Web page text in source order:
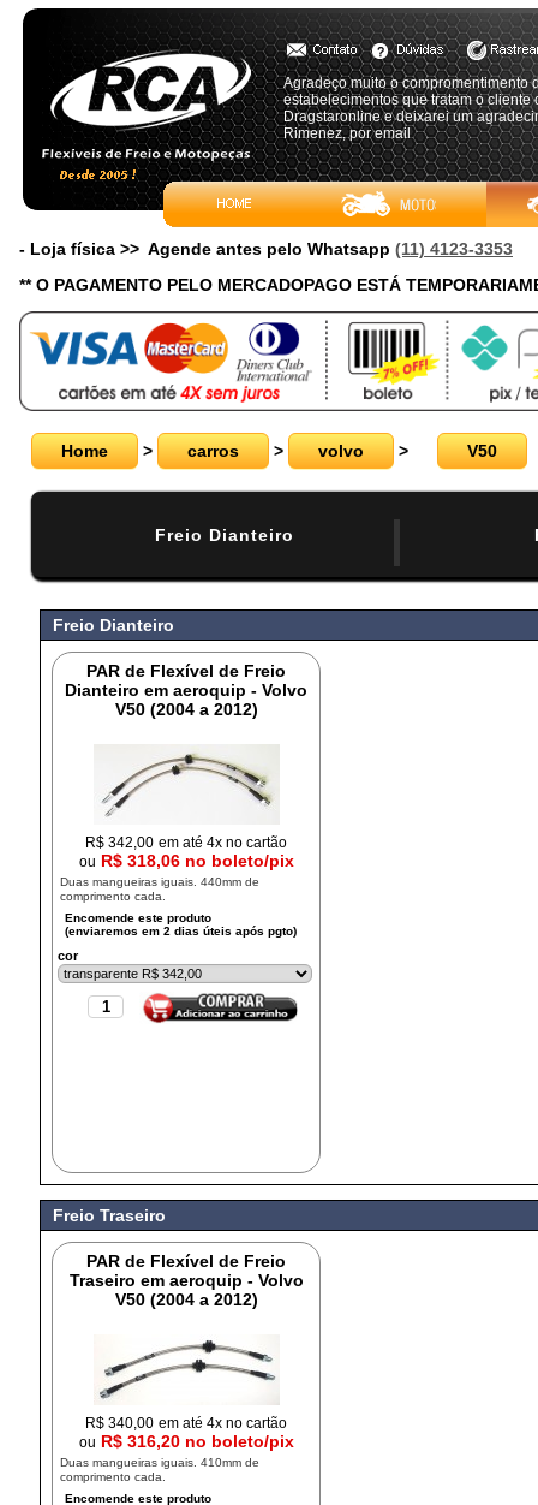
Agradeço muito o compromentimento
estabelecimentos que tratam o cliente
Dragstaronline e deixarei um
Rimenez, por email
- Loja física >> Agende antes pelo Whatsapp (11) 4123-3353
** O PAGAMENTO PELO MERCADOPAGO ESTÁ
Home > carros > volvo > V50
Freio Dianteiro
Freio Dianteiro
PAR de Flexível de Freio
Dianteiro em aeroquip - Volvo
V50 (2004 a 2012)
R$342,00 em até 4x no cartão
ou R$ 318,06 no boleto/pix
Duas mangueiras iguais. 440mm de
comprimento cada.
cor
Freio Traseiro
PAR de Flexível de Freio
Traseiro em aeroquip - Volvo
V50 (2004 a 2012)
R$340,00 em até 4x no cartão
ou R$ 316,20 no boleto/pix
Duas mangueiras iguais. 410mm de
comprimento cada.